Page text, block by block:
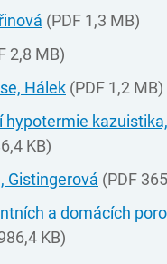
(PDF 1,3 MB)
2,8 MB)
Hálek (PDF 1,2 MB)
hypotermie kazuistika,
KB)
Gistingerová (PDF
a domácích
KB)